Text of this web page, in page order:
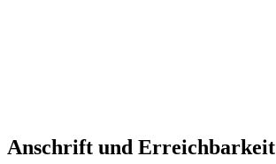
Anschrift und Erreichbarkeit